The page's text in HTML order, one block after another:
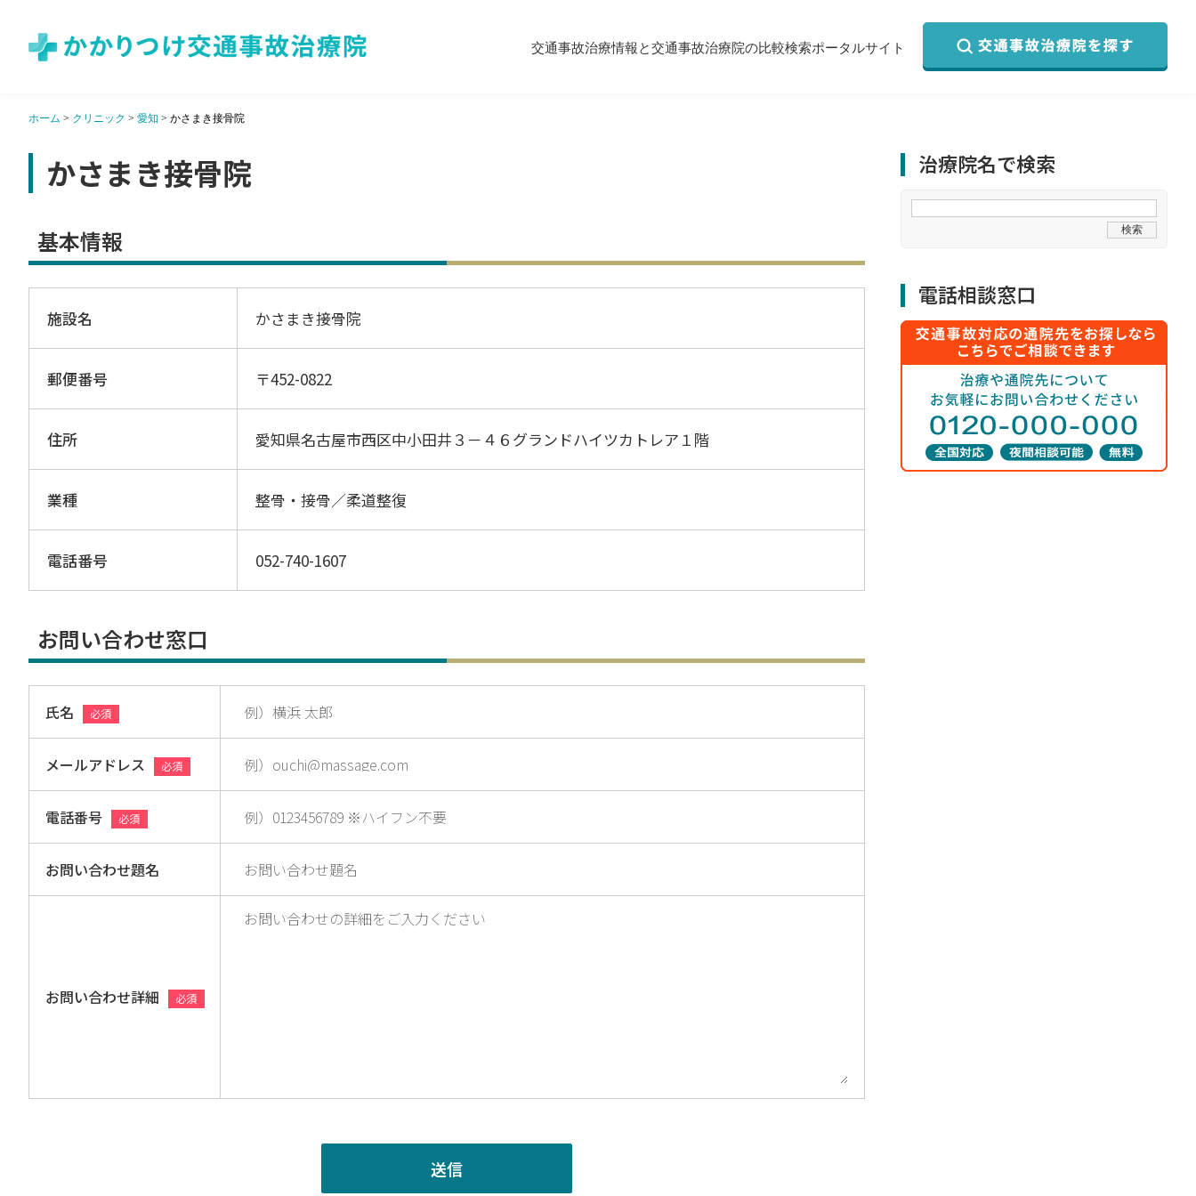
交通事故治療情報と交通事故治療院の比較検索ポータルサイト
ホーム > クリニック > 愛知 > かさまき接骨院
かさまき接骨院
基本情報
施設名 かさまき接骨院
郵便番号 〒452-0822
住所 愛知県名古屋市西区中小田井３－４６グランドハイツカトレア１階
業種 整骨・接骨／柔道整復
電話番号 052-740-1607
お問い合わせ窓口
氏名 必須
メールアドレス 必須
電話番号 必須
お問い合わせ題名
お問い合わせ詳細 必須
治療院名で検索
電話相談窓口